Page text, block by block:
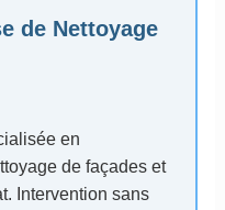
de Nettoyage
en
de façades et
Intervention sans